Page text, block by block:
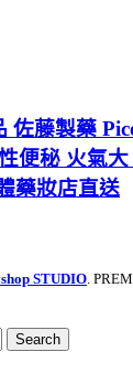
佐藤製藥
便秘 火氣
藥妝店直送
STUDIO .
Search